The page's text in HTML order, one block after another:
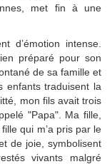
met fin à une
d’émotion intense.
préparé pour son
de sa famille et
enfants traduisent la
mon fils avait trois
"Papa". Ma fille,
qui m’a pris par le
de joie, symbolisent
vivants malgré